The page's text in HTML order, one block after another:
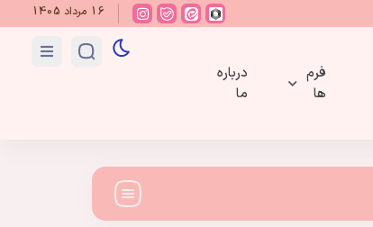
16 مرداد 1405
فرم
ها
درباره
ما